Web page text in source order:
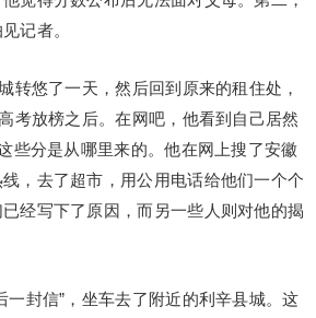
记者。
转悠了一天，然后回到原来的租住处，
考放榜之后。在网吧，他看到自己居然
些分是从哪里来的。他在网上搜了安徽
，去了超市，用公用电话给他们一个个
经写下了原因，而另一些人则对他的揭
一封信”，坐车去了附近的利辛县城。这